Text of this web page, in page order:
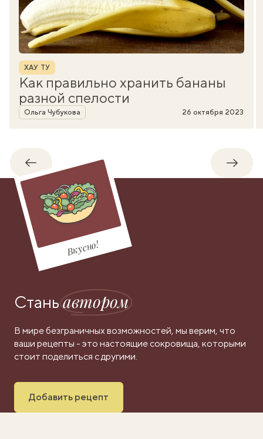
Рубрика
ХАУ ТУ
Как правильно хранить бананы
разной спелости
Автор
Ольга Чубукова 26 октября 2023
Обратно
Вкусно!
Станьавтором
В мире безграничных возможностей, мы верим, что
ваши рецепты - это настоящие сокровища, которыми
стоит поделиться с другими.
Добавить рецепт